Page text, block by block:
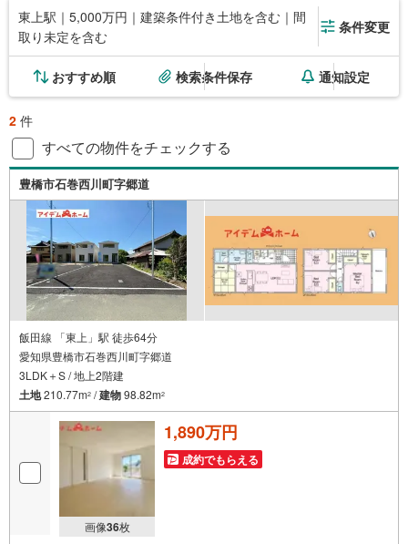
東上駅｜5,000万円｜建築条件付き土地を含む｜間
取り未定を含む
条件変更
おすすめ順 検索条件保存 通知設定
2 件
すべての物件をチェックする
豊橋市石巻西川町字郷道
飯田線 「東上」駅 徒歩64分
愛知県豊橋市石巻西川町字郷道
3LDK＋S / 地上2階建
土地210.77m2 /建物98.82m2
画像36枚
1,890万円
成約でもらえる